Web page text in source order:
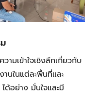
ามเข้าใจเชิงลึกเกี่ยวกับ
านในแต่ละพื้นที่และ
ด้อย่าง มั่นใจและมี